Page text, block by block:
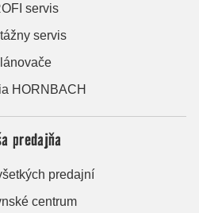
servis
servis
HORNBACH
predajňa
predajní
centrum